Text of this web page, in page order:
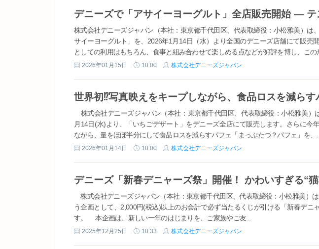
株式会社デニーズジャパン（本社：東京都千代田区、代表取締役：小松雅美）は
サイーヨーグルト」を、2026年1月14日（水）より全国のデニーズ店舗にて販売
としての利用はもちろん、食事と組み合わせて楽しめる点などが好評を博し、この
2026年01月15日 10:00 株式会社デニーズジャパン
株式会社デニーズジャパン（本社：東京都千代田区、代表取締役：小松雅美）
月14日(水)より、「いちごデザート」をデニーズ全店にて販売します。さらに今
ながら、量をほぼ半分にして食品ロスを減らすパフェ「まっぷたつ？パフェ」を、...
2026年01月14日 10:00 株式会社デニーズジャパン
株式会社デニーズジャパン（本社：東京都千代田区、代表取締役：小松雅美）
う企画として、2,000円(税込)以上のお会計で必ず当たるくじが引ける「新春デニ
す。 本企画は、新しい一年のはじまりを、ご家族やご友...
2025年12月25日 10:33 株式会社デニーズジャパン